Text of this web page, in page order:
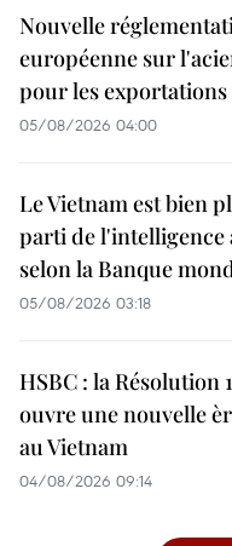
Nouvelle
européenne sur
pour les
05/08/2026 04:00
Le Vietnam est bien
parti de
selon la Banque
05/08/2026 03:18
HSBC : la Résolution
ouvre une nouvelle
au Vietnam
04/08/2026 09:14